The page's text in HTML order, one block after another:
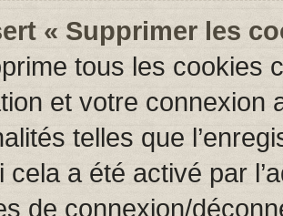
« Supprimer les
tous les cookies
et votre connexion
telles que
cela a été activé par
de connexion/